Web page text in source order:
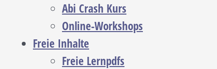
Abi Crash Kurs
Online-Workshops
Freie Inhalte
Freie Lernpdfs